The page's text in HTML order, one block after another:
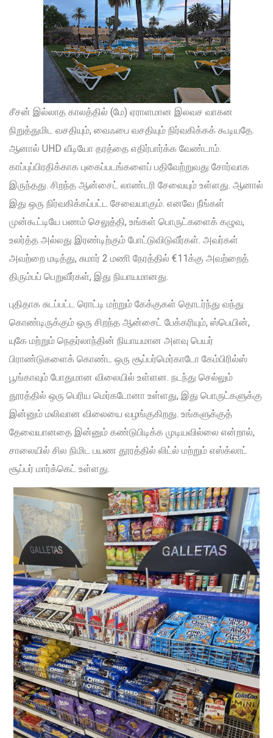
சீசன் இல்லாத காலத்தில் (மே) ஏராளமான இலவச வாகன
நிறுத்துமிட வசதியும், வைஃபை வசதியும் நிர்வகிக்கக் கூடியதே.
ஆனால் UHD வீடியோ தரத்தை எதிர்பார்க்க வேண்டாம்.
காப்புப்பிரதிக்காக புகைப்படங்களைப் பதிவேற்றுவது சோர்வாக
இருந்தது. சிறந்த ஆன்சைட் லாண்டரி சேவையும் உள்ளது. ஆனால்
இது ஒரு நிர்வகிக்கப்பட்ட சேவையாகும். எனவே நீங்கள்
முன்கூட்டியே பணம் செலுத்தி, உங்கள் பொருட்களைக் கழுவ,
உலர்த்த அல்லது இரண்டிற்கும் போட்டுவிடுவீர்கள். அவர்கள்
அவற்றை மடித்து, சுமார் 2 மணி நேரத்தில் €11க்கு அவற்றைத்
திரும்பப் பெறுவீர்கள், இது நியாயமானது.
புதிதாக சுடப்பட்ட ரொட்டி மற்றும் கேக்குகள் தொடர்ந்து வந்து
கொண்டிருக்கும் ஒரு சிறந்த ஆன்சைட் பேக்கரியும், ஸ்பெயின்,
யுகே மற்றும் நெதர்லாந்தின் நியாயமான அளவு பெயர்
பிராண்டுகளைக் கொண்ட ஒரு சூப்பர்மெர்காடோ கேம்பிரில்ஸ்
பூங்காவும் போதுமான விலையில் உள்ளன. நடந்து செல்லும்
தூரத்தில் ஒரு பெரிய மெர்கடோனா உள்ளது, இது பொருட்களுக்கு
இன்னும் மலிவான விலையை வழங்குகிறது. உங்களுக்குத்
தேவையானதை இன்னும் கண்டுபிடிக்க முடியவில்லை என்றால்,
சாலையில் சில நிமிட பயண தூரத்தில் லிட்ல் மற்றும் எஸ்க்லாட்
சூப்பர் மார்க்கெட் உள்ளது.